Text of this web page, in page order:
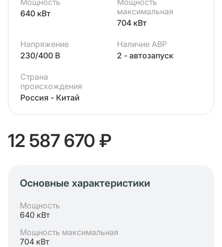
Мощность
640 кВт
Мощность
максимальная
704 кВт
Напряжение
230/400 В
Наличие АВР
2 - автозапуск
Страна
происхождения
Россия - Китай
12 587 670 ₽
Основные характеристики
Мощность
640 кВт
Мощность максимальная
704 кВт